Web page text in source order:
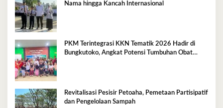
Nama hingga Kancah Internasional
PKM Terintegrasi KKN Tematik 2026 Hadir di
Bungkutoko, Angkat Potensi Tumbuhan Obat
Revitalisasi Pesisir Petoaha, Pemetaan Partisipatif
dan Pengelolaan Sampah